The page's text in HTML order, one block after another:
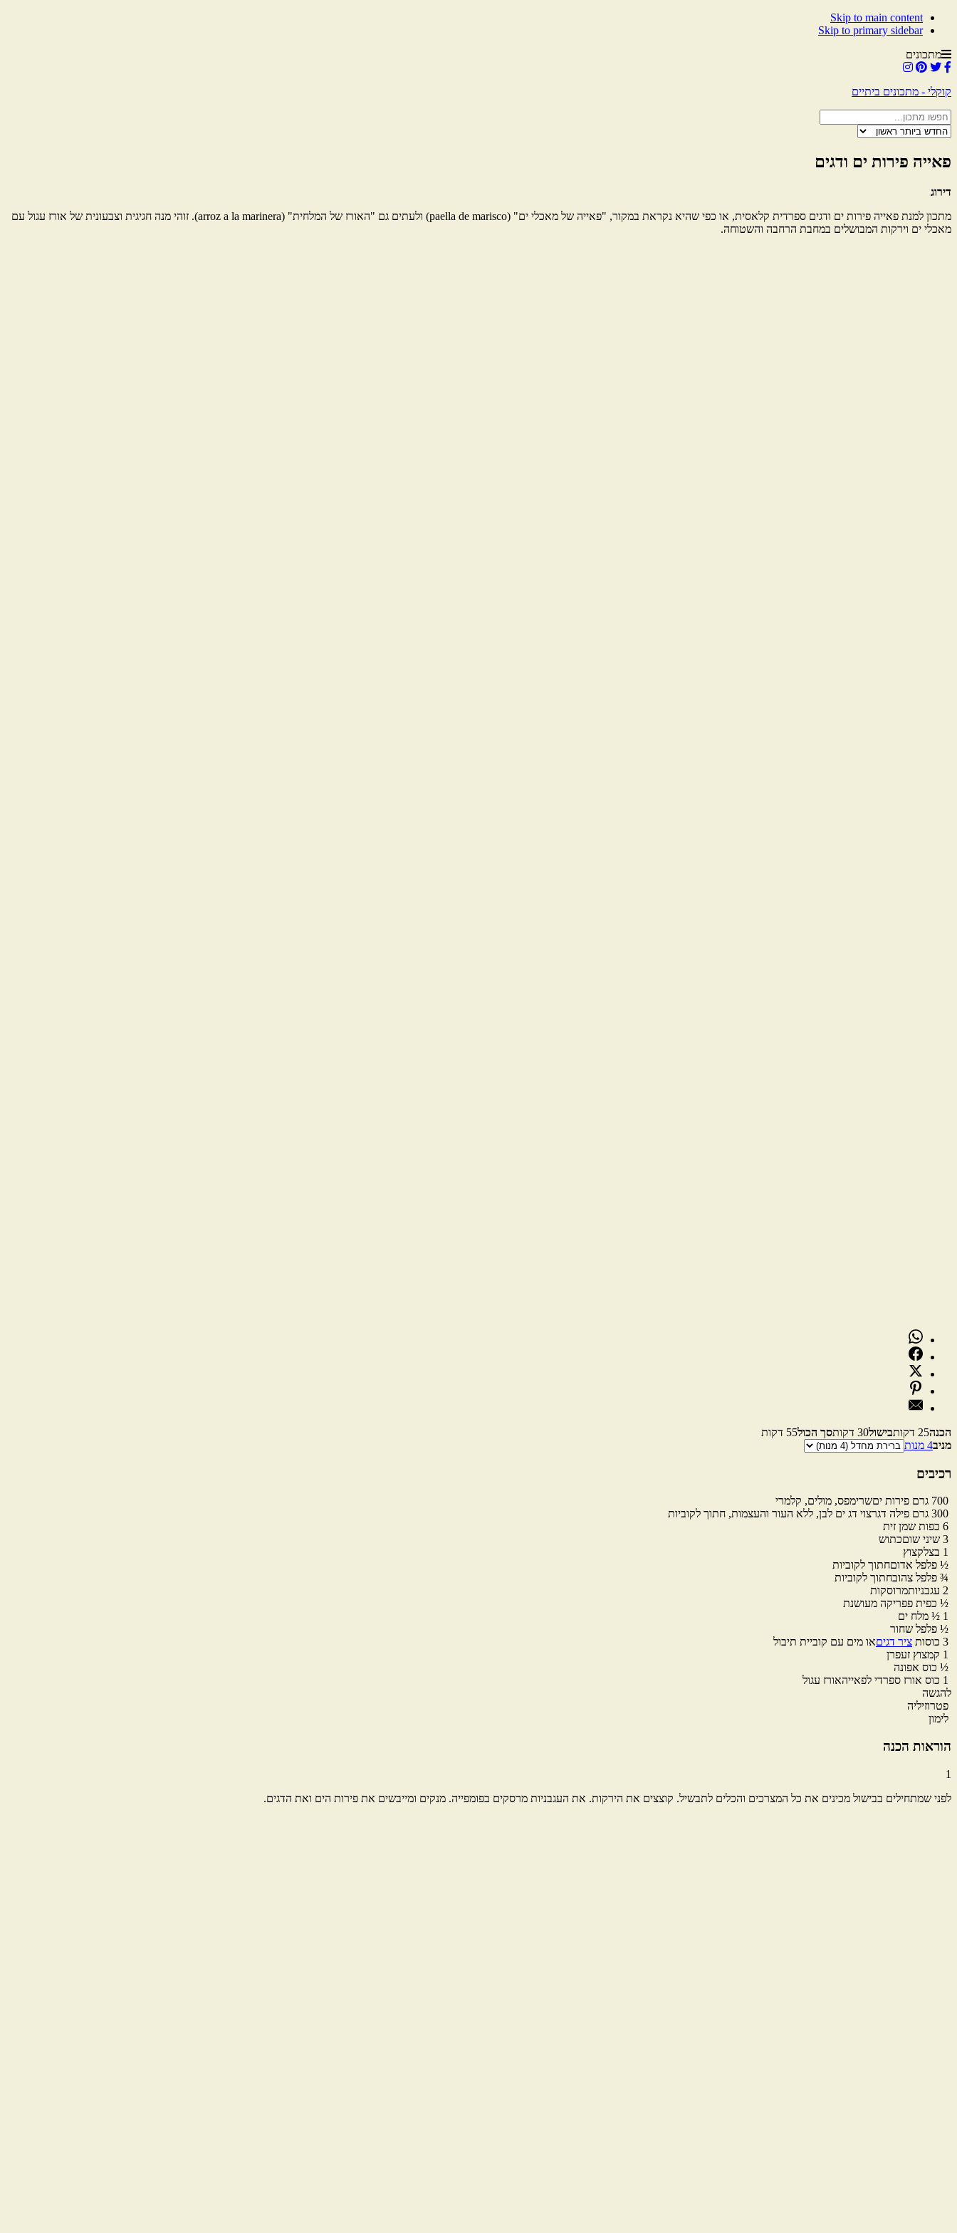
Skip to main content
Skip to primary sidebar
מתכונים
קוקלי - מתכונים ביתיים
פאייה פירות ים ודגים
דירוג
מתכון למנת פאייה פירות ים ודגים ספרדית קלאסית, או כפי שהיא נקראת במקור, "פאייה של מאכלי ים" (paella de marisco) ולעתים גם "האורז של המלחית" (arroz a la marinera). זוהי מנה חגיגית וצבעונית של אורז עגול עם
מאכלי ים וירקות המבושלים במחבת הרחבה והשטוחה.
הכנה25 דקות בישול30 דקות סך הכול55 דקות
מניב4 מנות מנות
רכיבים
700 גרם פירות יםשרימפס, מולים, קלמרי
300 גרם פילה דגרצוי דג ים לבן, ללא העור והעצמות, חתוך לקוביות
6 כפות שמן זית
3 שיני שוםכתוש
1 בצלקצוץ
½ פלפל אדוםחתוך לקוביות
¾ פלפל צהובחתוך לקוביות
2 עגבניותמרוסקות
½ כפית פפריקה מעושנת
1 ½
מלח ים
½ פלפל שחור
3 כוסות ציר דגיםאו מים עם קוביית תיבול
1 קמצוץ זעפרן
½ כוס אפונה
1 כוס אורז ספרדי לפאייהאורז עגול
להגשה
פטרוזיליה
לימון
הוראות הכנה
1
לפני שמתחילים בבישול מכינים את כל המצרכים והכלים לתבשיל. קוצצים את הירקות. את העגבניות מרסקים בפומפייה. מנקים ומייבשים את פירות הים ואת הדגים.